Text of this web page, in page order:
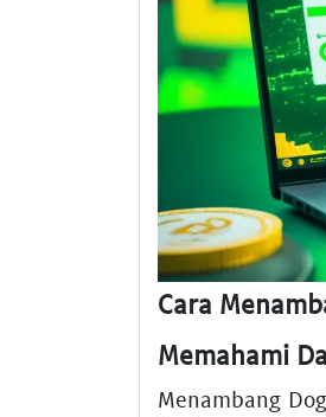
Cara
Memahami
Menambang